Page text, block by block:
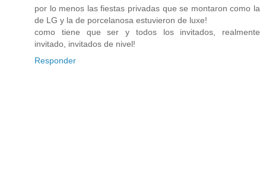
por lo menos las fiestas privadas que se montaron como la
de LG y la de porcelanosa estuvieron de luxe!
como tiene que ser y todos los invitados, realmente
invitado, invitados de nivel!
Responder